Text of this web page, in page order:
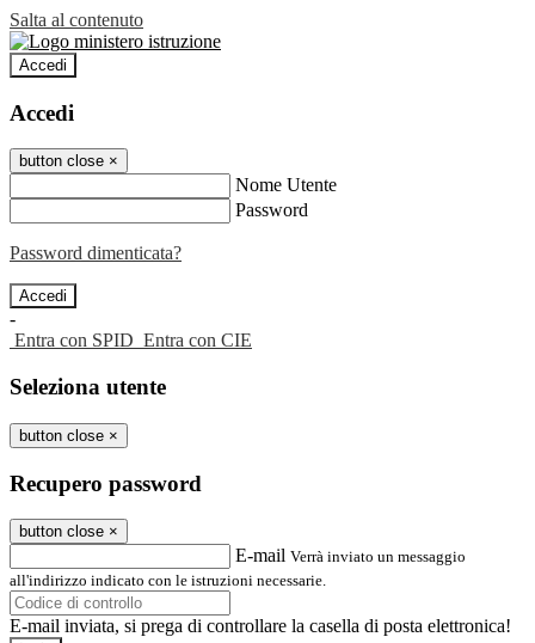
Salta al contenuto
Accedi
Accedi
button close ×
Nome Utente
Password
Password dimenticata?
-
Entra con SPID Entra con CIE
Seleziona utente
button close ×
Recupero password
button close ×
E-mail Verrà inviato un messaggio
all'indirizzo indicato con le istruzioni necessarie.
E-mail inviata, si prega di controllare la casella di posta elettronica!